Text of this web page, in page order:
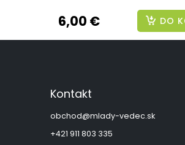
6,00 € DO
Kontakt
obchod@mlady-vedec.sk
+421 911 803 335